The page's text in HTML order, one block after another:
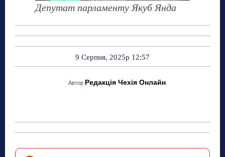
Депутат парламенту Якуб Янда
9 Серпня, 2025р 12:57
Автор Редакція Чехія Онлайн